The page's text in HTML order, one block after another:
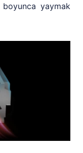
boyunca yaymak